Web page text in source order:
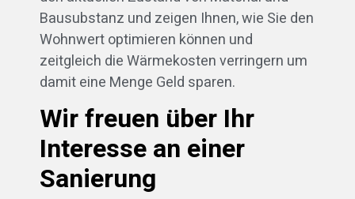
Bausubstanz und zeigen Ihnen, wie Sie den
Wohnwert optimieren können und
zeitgleich die Wärmekosten verringern um
damit eine Menge Geld sparen.
Wir freuen über Ihr
Interesse an einer
Sanierung